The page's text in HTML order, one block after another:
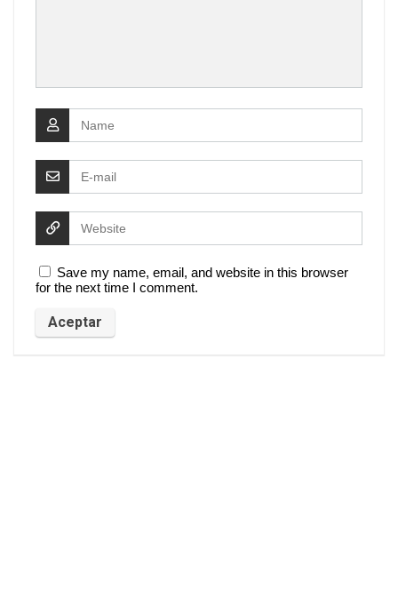
Save my name, email, and website in this browser
for the next time I comment.